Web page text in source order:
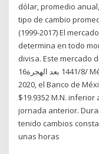
dólar, promedio anual,
tipo de cambio
(1999-2017) El
determina en todo
divisa. Este mercado
16‏‏/8‏‏/1441 بعد الهجرة México.- Este jueves 31 de diciembre de
2020, el Banco de
$19.9352 M.N. inferior
jornada anterior.
tenido cambios
unas horas